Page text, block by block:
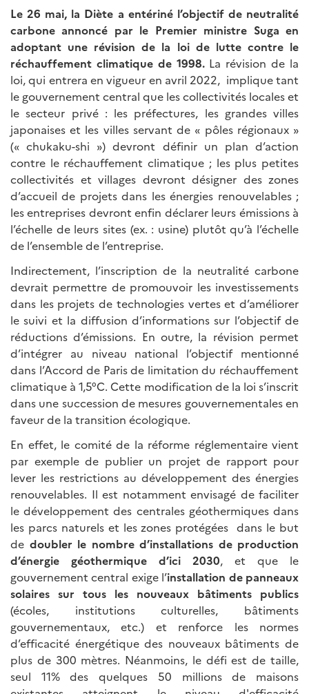
Le 26 mai, la Diète a entériné l’objectif de neutralité
carbone annoncé par le Premier ministre Suga en
adoptant une révision de la loi de lutte contre le
réchauffement climatique de 1998.La révision de la
loi, qui entrera en vigueur en avril 2022, implique tant
le gouvernement central que les collectivités locales et
le secteur privé : les préfectures, les grandes villes
japonaises et les villes servant de « pôles régionaux »
(« chukaku-shi ») devront définir un plan d’action
contre le réchauffement climatique ; les plus petites
collectivités et villages devront désigner des zones
d’accueil de projets dans les énergies renouvelables ;
les entreprises devront enfin déclarer leurs émissions à
l’échelle de leurs sites (ex. : usine) plutôt qu’à l’échelle
de l’ensemble de l’entreprise.
Indirectement, l’inscription de la neutralité carbone
devrait permettre de promouvoir les investissements
dans les projets de technologies vertes et d’améliorer
le suivi et la diffusion d’informations sur l’objectif de
réductions d’émissions. En outre, la révision permet
d’intégrer au niveau national l’objectif mentionné
dans l’Accord de Paris de limitation du réchauffement
climatique à 1,5°C. Cette modification de la loi s’inscrit
dans une succession de mesures gouvernementales en
faveur de la transition écologique.
En effet, le comité de la réforme réglementaire vient
par exemple de publier un projet de rapport pour
lever les restrictions au développement des énergies
renouvelables. Il est notamment envisagé de faciliter
le développement des centrales géothermiques dans
les parcs naturels et les zones protégées dans le but
de doubler le nombre d’installations de production
d’énergie géothermique d’ici 2030, et que le
gouvernement central exige l’installation de panneaux
solaires sur tous les nouveaux bâtiments publics
(écoles, institutions culturelles, bâtiments
gouvernementaux, etc.) et renforce les normes
d’efficacité énergétique des nouveaux bâtiments de
plus de 300 mètres. Néanmoins, le défi est de taille,
seul 11% des quelques 50 millions de maisons